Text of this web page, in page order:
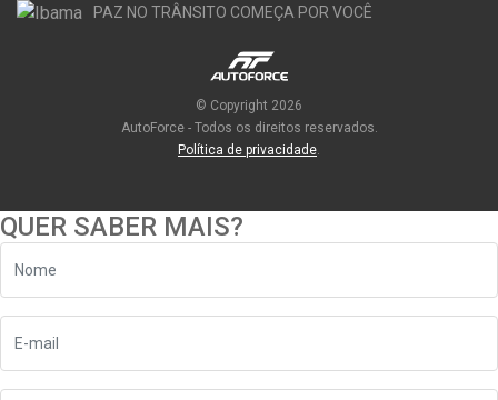
PAZ NO TRÂNSITO COMEÇA POR VOCÊ
© Copyright 2026
AutoForce - Todos os direitos reservados.
Política de privacidade.
QUER SABER MAIS?